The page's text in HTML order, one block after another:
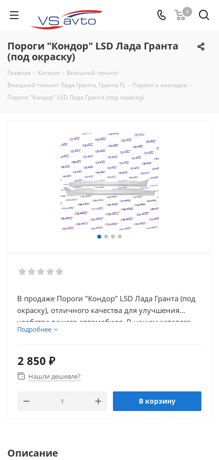
0
Пороги "Кондор" LSD Лада Гранта
(под окраску)
Главная - Каталог - Внешний тюнинг -
Внешний тюнинг Лада Гранта, Гранта FL - Пороги и накладки -
Пороги "Кондор" LSD Лада Гранта (под окраску)
В продаже Пороги "Кондор" LSD Лада Гранта (под
окраску), отличного качества для улучшения
удобства вашего автомобиля. В нашем каталоге
так же присутствует множество товаров для
Подробнее
2 850 ₽
Нашли дешевле?
В корзину
Описание